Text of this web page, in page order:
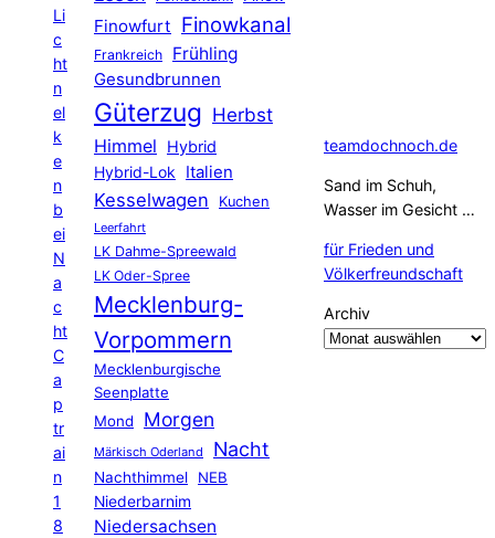
Li
c
ht
n
el
k
e
n
b
ei
N
a
c
ht
C
a
p
tr
ai
n
1
8
Finowfurt Finowkanal
Frankreich Frühling
Gesundbrunnen
Güterzug Herbst
Himmel
Hybrid
Hybrid-Lok Italien
Kesselwagen Kuchen
Leerfahrt
LK Dahme-Spreewald
LK Oder-Spree
Mecklenburg-
Vorpommern
Mecklenburgische
Seenplatte
Mond
Morgen
Märkisch Oderland Nacht
Nachthimmel
NEB
Niederbarnim
Niedersachsen
teamdochnoch.de
Sand im Schuh,
Wasser im Gesicht …
für Frieden und
Völkerfreundschaft
Archiv